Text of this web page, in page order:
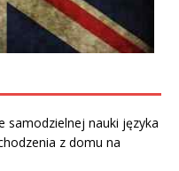
samodzielnej nauki języka
z domu na